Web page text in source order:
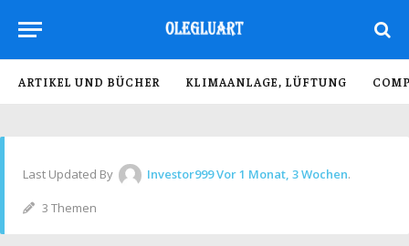
ARTIKEL UND BÜCHER KLIMAANLAGE, LÜFTUNG
Last Updated By Investor999Vor 1 Monat, 3 Wochen.
3 Themen